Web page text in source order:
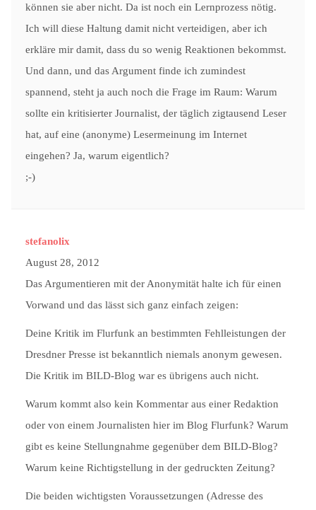
können sie aber nicht. Da ist noch ein Lernprozess nötig.
Ich will diese Haltung damit nicht verteidigen, aber ich
erkläre mir damit, dass du so wenig Reaktionen bekommst.
Und dann, und das Argument finde ich zumindest
spannend, steht ja auch noch die Frage im Raum: Warum
sollte ein kritisierter Journalist, der täglich zigtausend Leser
hat, auf eine (anonyme) Lesermeinung im Internet
eingehen? Ja, warum eigentlich?
;-)
stefanolix
August 28, 2012
Das Argumentieren mit der Anonymität halte ich für einen
Vorwand und das lässt sich ganz einfach zeigen:
Deine Kritik im Flurfunk an bestimmten Fehlleistungen der
Dresdner Presse ist bekanntlich niemals anonym gewesen.
Die Kritik im BILD-Blog war es übrigens auch nicht.
Warum kommt also kein Kommentar aus einer Redaktion
oder von einem Journalisten hier im Blog Flurfunk? Warum
gibt es keine Stellungnahme gegenüber dem BILD-Blog?
Warum keine Richtigstellung in der gedruckten Zeitung?
Die beiden wichtigsten Voraussetzungen (Adresse des